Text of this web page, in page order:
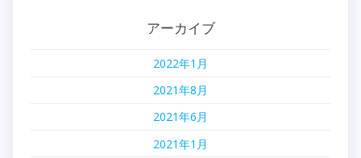
アーカイブ
2022年1月
2021年8月
2021年6月
2021年1月